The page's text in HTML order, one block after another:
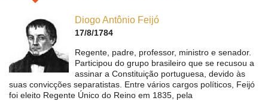
Diogo Antônio Feijó
17/8/1784
Regente, padre, professor, ministro e senador.
Participou do grupo brasileiro que se recusou a
assinar a Constituição portuguesa, devido às
suas convicções separatistas. Entre vários cargos políticos, Feijó
foi eleito Regente Único do Reino em 1835, pela